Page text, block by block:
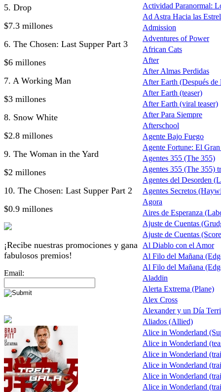
5. Drop
$7.3 millones
6. The Chosen: Last Supper Part 3
$6 millones
7. A Working Man
$3 millones
8. Snow White
$2.8 millones
9. The Woman in the Yard
$2 millones
10. The Chosen: Last Supper Part 2
$0.9 millones
¡Recibe nuestras promociones y gana
fabulosos premios!
Email:
Actividad Paranormal:
Ad Astra Hacia las
Admission
Adventures of Power
African Cats
After
After Almas Perdidas
After Earth (Después de
After Earth (teaser)
After Earth (viral teaser)
After Para Siempre
Afterschool
Agente Bajo Fuego
Agente Fortune: El
Agentes 355 (The 355)
Agentes 355 (The 355)
Agentes del Desorden
Agentes Secretos
Agora
Aires de Esperanza
Ajuste de Cuentas
Ajuste de Cuentas
Al Diablo con el Amor
Al Filo del Mañana
Al Filo del Mañana
Aladdin
Alerta Extrema (Plane)
Alex Cross
Alexander y un Día
Aliados (Allied)
Alice in Wonderland
Alice in Wonderland
Alice in Wonderland
Alice in Wonderland
Alice in Wonderland
Alice in Wonderland